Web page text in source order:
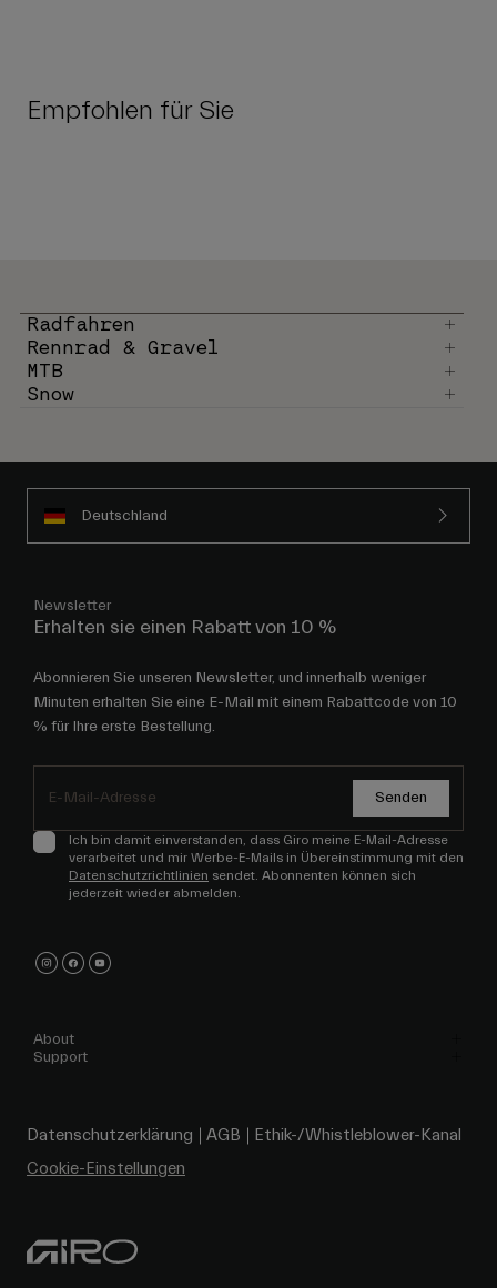
Empfohlen für Sie
Radfahren
Rennrad & Gravel
MTB
Snow
Deutschland
Newsletter
Erhalten sie einen Rabatt von 10 %
Abonnieren Sie unseren Newsletter, und innerhalb weniger
Minuten erhalten Sie eine E-Mail mit einem Rabattcode von 10
% für Ihre erste Bestellung.
Senden
Ich bin damit einverstanden, dass Giro meine E-Mail-Adresse
verarbeitet und mir Werbe-E-Mails in Übereinstimmung mit den
Datenschutzrichtlinien sendet. Abonnenten können sich
jederzeit wieder abmelden.
About
Support
Datenschutzerklärung AGB
Ethik-/Whistleblower-Kanal
Cookie-Einstellungen